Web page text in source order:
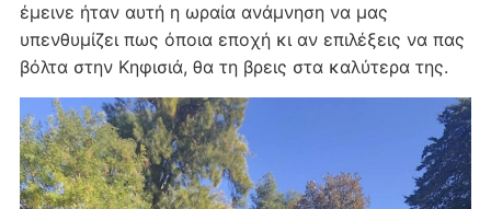
έμεινε ήταν αυτή η ωραία ανάμνηση να μας
υπενθυμίζει πως όποια εποχή κι αν επιλέξεις να πας
βόλτα στην Κηφισιά, θα τη βρεις στα καλύτερα της.